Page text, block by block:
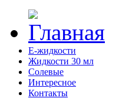
Е-жидкости
Жидкости 30 мл
Солевые
Интересное
Контакты